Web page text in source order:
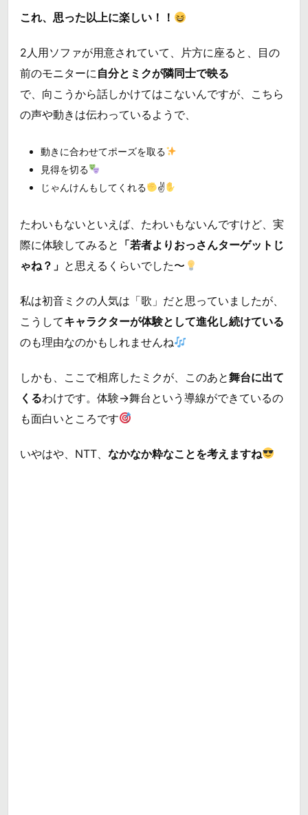
これ、思った以上に楽しい！！
2人用ソファが用意されていて、片方に座ると、目の
前のモニターに自分とミクが隣同士で映る
で、向こうから話しかけてはこないんですが、こちら
の声や動きは伝わっているようで、
動きに合わせてポーズを取る
見得を切る
じゃんけんもしてくれる
✌
たわいもないといえば、たわいもないんですけど、実
際に体験してみると 「若者よりおっさんターゲットじ
ゃね？」 と思えるくらいでした〜
私は初音ミクの人気は「歌」だと思っていましたが、
こうしてキャラクターが体験として進化し続けている
のも理由なのかもしれませんね
しかも、ここで相席したミクが、このあと舞台に出て
くるわけです。体験→舞台という導線ができているの
も面白いところです
いやはや、NTT、 なかなか粋なことを考えますね